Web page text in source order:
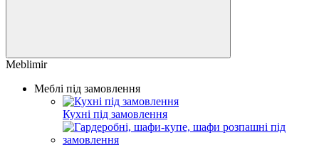
Meblimir
Меблі під замовлення
Кухні під замовлення